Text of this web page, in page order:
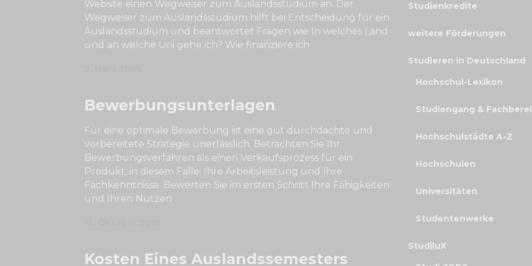
Website einen Wegweiser zum Auslandsstudium an. Der
Wegweiser zum Auslandsstudium hilft bei Entscheidung für ein
Auslandsstudium und beantwortet Fragen wie In welches Land
und an welche Uni gehe ich? Wie finanziere ich
Bewerbungsunterlagen
Für eine optimale Bewerbung ist eine gut durchdachte und
vorbereitete Strategie unerlässlich. Betrachten Sie Ihr
Bewerbungsverfahren als einen Verkaufsprozess für ein
Produkt, in diesem Falle: Ihre Arbeitsleistung und Ihre
Fachkenntnisse. Bewerten Sie im ersten Schritt Ihre Fähigkeiten
und Ihren Nutzen
Kosten Eines Auslandssemesters
Studienkredite
weitere Förderungen
Studieren in Deutschland
Hochschul-Lexikon
Studiengang &
Hochschulstädte A-Z
Hochschulen
Universitäten
Studentenwerke
StudiluX